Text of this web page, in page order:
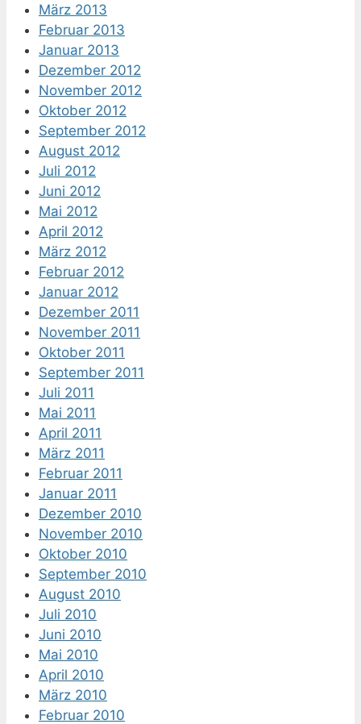
März 2013
Februar 2013
Januar 2013
Dezember 2012
November 2012
Oktober 2012
September 2012
August 2012
Juli 2012
Juni 2012
Mai 2012
April 2012
März 2012
Februar 2012
Januar 2012
Dezember 2011
November 2011
Oktober 2011
September 2011
Juli 2011
Mai 2011
April 2011
März 2011
Februar 2011
Januar 2011
Dezember 2010
November 2010
Oktober 2010
September 2010
August 2010
Juli 2010
Juni 2010
Mai 2010
April 2010
März 2010
Februar 2010